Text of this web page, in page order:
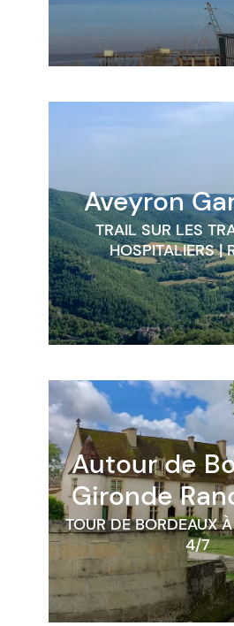
Aveyron
TRAIL SUR LES
HOSPITALIERS |
Autour de
Gironde
TOUR DE BORDEAUX
4/7